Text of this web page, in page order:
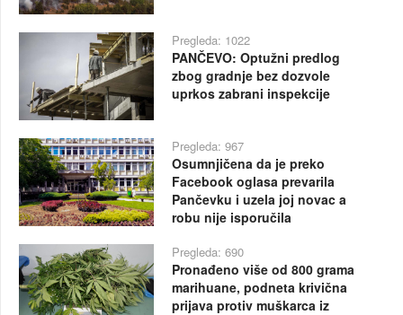
Pregleda: 1022
PANČEVO: Optužni predlog
zbog gradnje bez dozvole
uprkos zabrani inspekcije
Pregleda: 967
Osumnjičena da je preko
Facebook oglasa prevarila
Pančevku i uzela joj novac a
robu nije isporučila
Pregleda: 690
Pronađeno više od 800 grama
marihuane, podneta krivična
prijava protiv muškarca iz